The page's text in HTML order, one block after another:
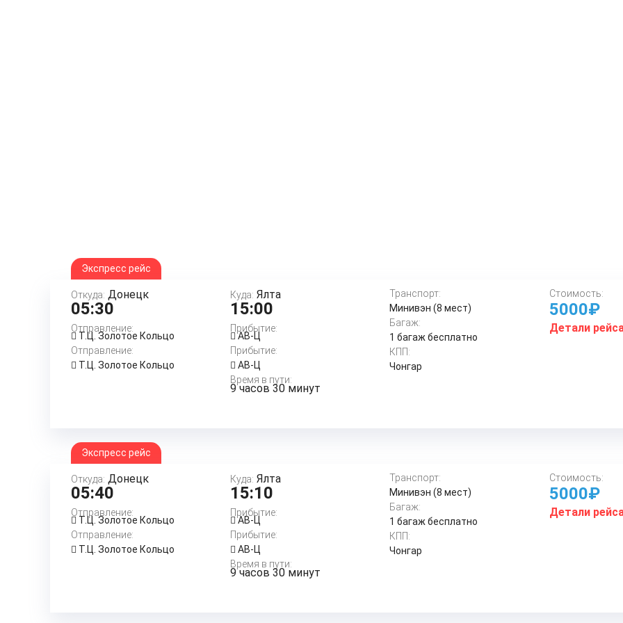
Экспресс рейс
Откуда: Донецк
05:30
Отправление:
Т.Ц. Золотое Кольцо
Отправление:
Т.Ц. Золотое Кольцо
Куда: Ялта
15:00
Прибытие:
АВ-Ц
Прибытие:
АВ-Ц
Время в пути:
9 часов 30 минут
Транспорт:
Минивэн (8 мест)
Багаж:
1 багаж бесплатно
КПП:
Чонгар
Стоимость:
5000₽
Детали
Экспресс рейс
Откуда: Донецк
05:40
Отправление:
Т.Ц. Золотое Кольцо
Отправление:
Т.Ц. Золотое Кольцо
Куда: Ялта
15:10
Прибытие:
АВ-Ц
Прибытие:
АВ-Ц
Время в пути:
9 часов 30 минут
Транспорт:
Минивэн (8 мест)
Багаж:
1 багаж бесплатно
КПП:
Чонгар
Стоимость:
5000₽
Детали